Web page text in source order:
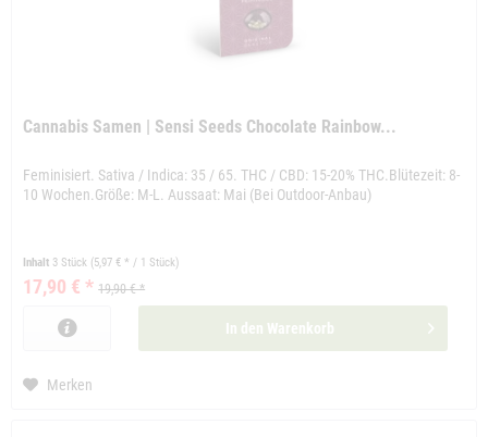
Cannabis Samen | Sensi Seeds Chocolate Rainbow...
Feminisiert. Sativa / Indica: 35 / 65. THC / CBD: 15-20% THC.Blütezeit: 8-
10 Wochen.Größe: M-L. Aussaat: Mai (Bei Outdoor-Anbau)
Inhalt 3 Stück (5,97 € * / 1 Stück)
17,90 € * 19,90 € *
In den Warenkorb
Merken